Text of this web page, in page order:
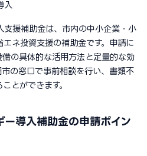
入
支援補助金は、市内の中小企業・小
ネ投資支援の補助金です。申請に
の具体的な活用方法と定量的な効
の窓口で事前相談を行い、書類不
とができます。
導入補助金の申請ポイン